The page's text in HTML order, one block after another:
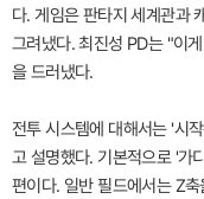
다. 게임은 판타지 세계관과
그려냈다. 최진성 PD는 "이
을 드러냈다.
전투 시스템에 대해서는 '시
고 설명했다. 기본적으로 '가
편이다. 일반 필드에서는 Z